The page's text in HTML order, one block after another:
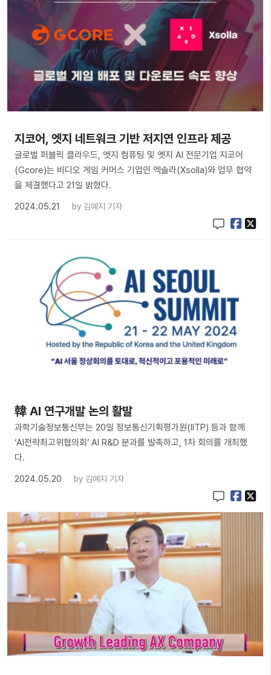
지코어, 엣지 네트워크 기반 저지연 인프라 제공
글로벌 퍼블릭 클라우드, 엣지 컴퓨팅 및 엣지 AI 전문기업 지코어
(Gcore)는 비디오 게임 커머스 기업인 엑솔라(Xsolla)와 업무 협약
을 체결했다고 21일 밝혔다.
2024.05.21
by 김예지 기자
韓 AI 연구개발 논의 활발
과학기술정보통신부는 20일 정보통신기획평가원(IITP) 등과 함께
‘AI전략최고위협의회’ AI R&D 분과를 발족하고, 1차 회의를 개최했
다.
2024.05.20
by 김예지 기자